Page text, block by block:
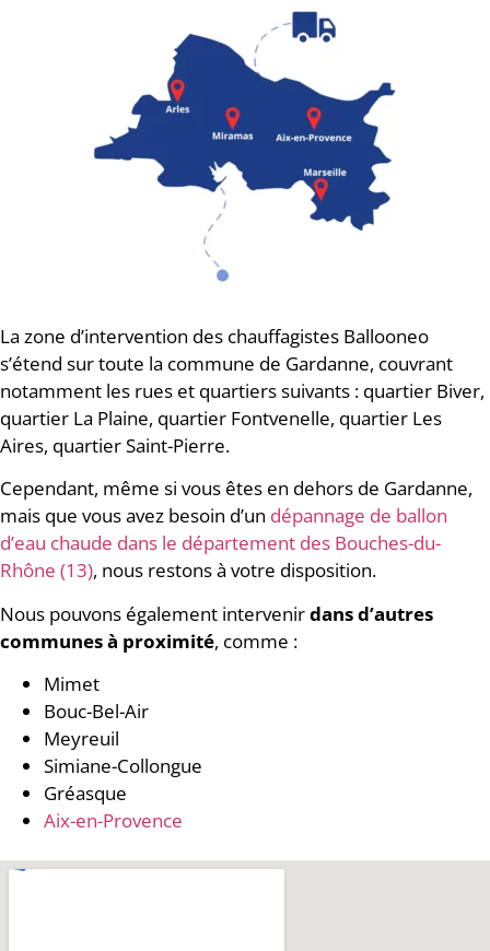
La zone d’intervention des chauffagistes Ballooneo
s’étend sur toute la commune de Gardanne, couvrant
notamment les rues et quartiers suivants : quartier Biver,
quartier La Plaine, quartier Fontvenelle, quartier Les
Aires, quartier Saint-Pierre.
Cependant, même si vous êtes en dehors de Gardanne,
mais que vous avez besoin d’un dépannage de ballon
d’eau chaude dans le département des Bouches-du-
Rhône (13), nous restons à votre disposition.
Nous pouvons également intervenirdans d’autres
communes à proximité, comme :
Mimet
Bouc-Bel-Air
Meyreuil
Simiane-Collongue
Gréasque
Aix-en-Provence